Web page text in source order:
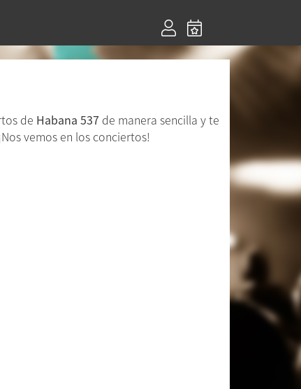
de Habana 537 de manera sencilla y te
vemos en los conciertos!